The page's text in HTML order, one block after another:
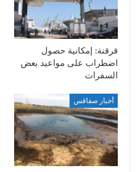
قرقنة: إمكانية حصول
اضطراب على مواعيد بعض
السفرات
أخبار صفاقس